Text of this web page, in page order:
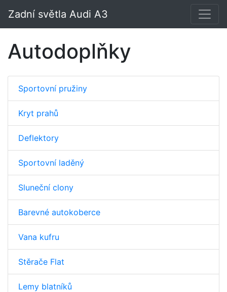
Zadní světla Audi A3
Autodoplňky
Sportovní pružiny
Kryt prahů
Deflektory
Sportovní laděný
Sluneční clony
Barevné autokoberce
Vana kufru
Stěrače Flat
Lemy blatníků